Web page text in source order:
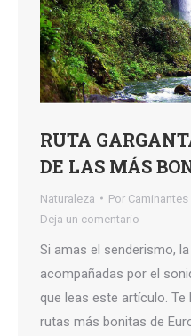
RUTA
DE LAS MÁS
Naturaleza Por Caminantes
Deja un comentario
Si amas el senderismo,
acompañadas por el
que leas este artículo.
rutas más bonitas de